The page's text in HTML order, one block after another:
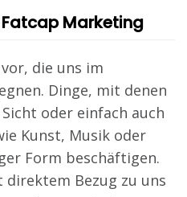
Marketing
die uns im
Dinge, mit denen
oder einfach auch
Kunst, Musik oder
Form beschäftigen.
direktem Bezug zu uns